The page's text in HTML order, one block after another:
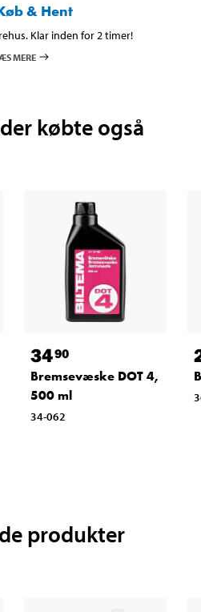
& Hent
Klar inden for 2 timer!
MERE
købte også
3490
Bremsevæske DOT 4,
500 ml
34-062
produkter